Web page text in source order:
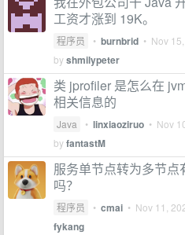
工资才涨到 19K。
程序员 • burnbrid • Nov
byshmilypeter
类 jprofiler 是怎么在
相关信息的
Java • linxiaoziruo • Nov
byfantastM
服务单节点转为多节点
吗？
程序员 • cmai • Nov 11,
fykang